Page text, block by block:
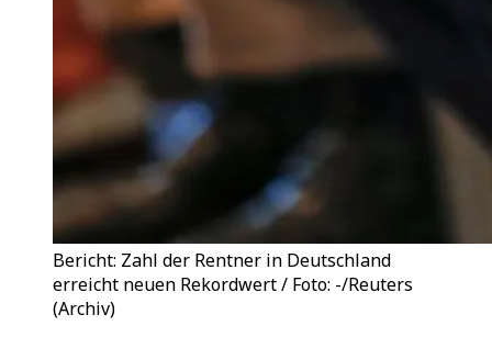
Bericht: Zahl der Rentner in Deutschland
erreicht neuen Rekordwert / Foto: -/Reuters
(Archiv)